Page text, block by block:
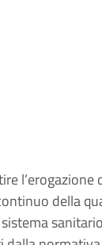
della